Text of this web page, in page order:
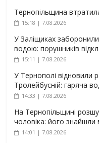
Тернопільщина
15:18 | 7.08.2026
У Заліщиках
водою: порушників
15:11 | 7.08.2026
У Тернополі відновили
Тролейбусній: гаряча
14:33 | 7.08.2026
На Тернопільщині
чоловіка: його
14:01 | 7.08.2026